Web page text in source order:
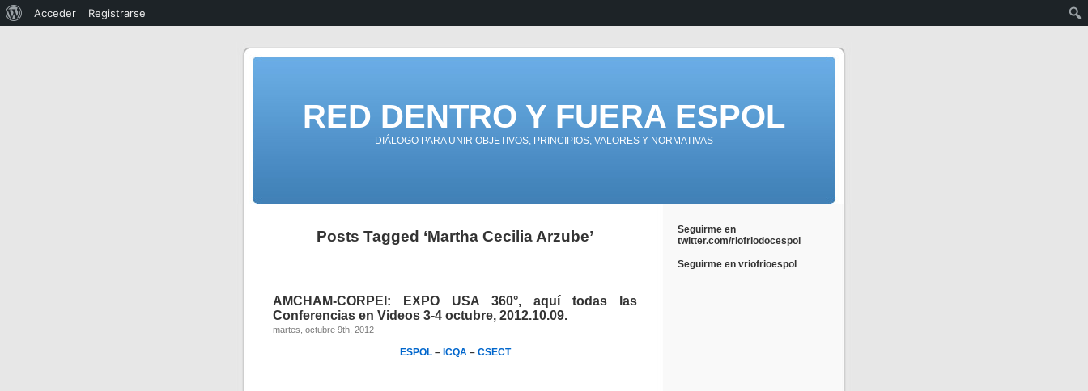
RED DENTRO Y FUERA ESPOL
DIÁLOGO PARA UNIR OBJETIVOS, PRINCIPIOS, VALORES Y NORMATIVAS
Posts Tagged ‘Martha Cecilia Arzube’
AMCHAM-CORPEI: EXPO USA 360°, aquí todas las
Conferencias en Videos 3-4 octubre, 2012.10.09.
martes, octubre 9th, 2012
ESPOL – ICQA – CSECT
Seguirme en
twitter.com/riofriodocespol
Seguirme en vriofrioespol
Acceder Registrarse